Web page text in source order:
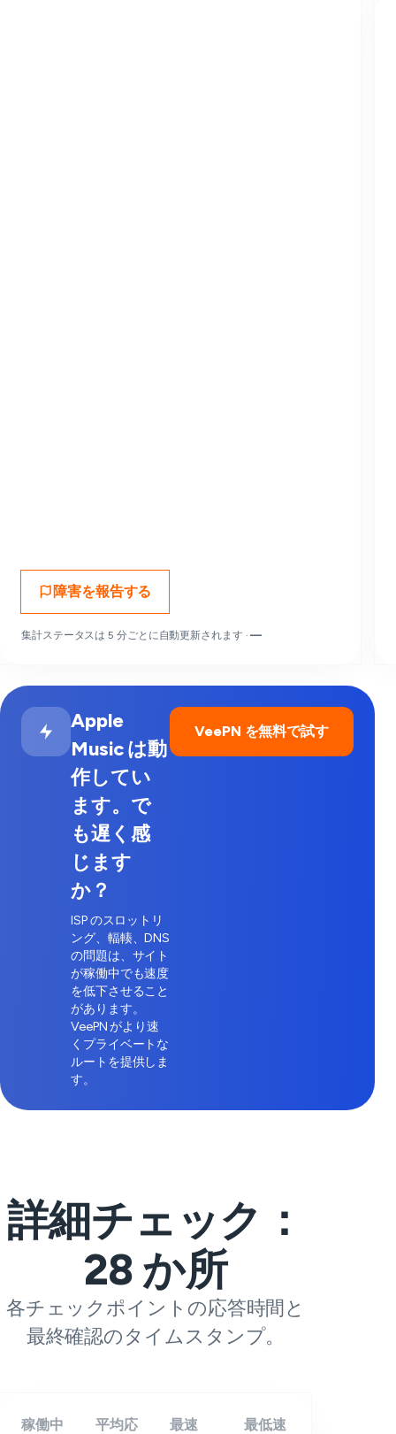
障害を報告する
集計ステータスは 5 分ごとに自動更新されます ·—
Apple
Music は動
作してい
ます。で
も遅く感
じます
か？
ISP のスロットリ
ング、輻輳、DNS
の問題は、サイト
が稼働中でも速度
を低下させること
があります。
VeePN がより速
くプライベートな
ルートを提供しま
す。
VeePN を無料で試す
詳細チェック：
28 か所
各チェックポイントの応答時間と
最終確認のタイムスタンプ。
稼働中
平均応
最速 最低速